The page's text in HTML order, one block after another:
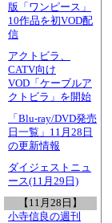
版「ワンピース」
10作品を初VOD配
信
アクトビラ、
CATV向け
VOD「ケーブルア
クトビラ」を開始
「Blu-ray/DVD発売
日一覧」11月28日
の更新情報
ダイジェストニュ
ース(11月29日)
【11月28日】
小寺信良の週刊